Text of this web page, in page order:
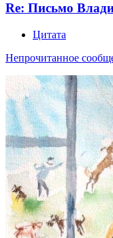
Re: Письмо
Цитата
Непрочитанное